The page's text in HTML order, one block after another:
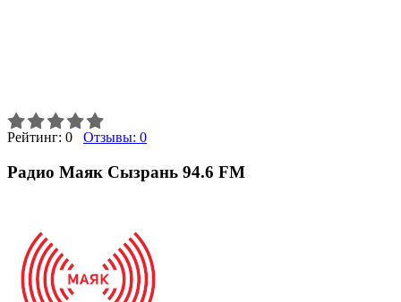
Рейтинг: 0 Отзывы: 0
Радио Маяк Сызрань 94.6 FM